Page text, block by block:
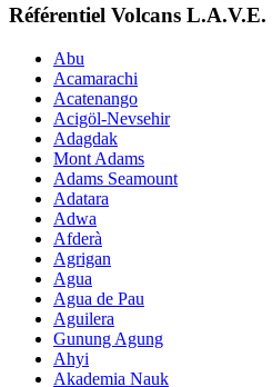
Référentiel Volcans L.A.V.E.
Abu
Acamarachi
Acatenango
Acigöl-Nevsehir
Adagdak
Mont Adams
Adams Seamount
Adatara
Adwa
Afderà
Agrigan
Agua
Agua de Pau
Aguilera
Gunung Agung
Ahyi
Akademia Nauk